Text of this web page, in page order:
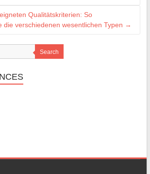
Qualitätskriterien: So
die verschiedenen wesentlichen Typen →
Search